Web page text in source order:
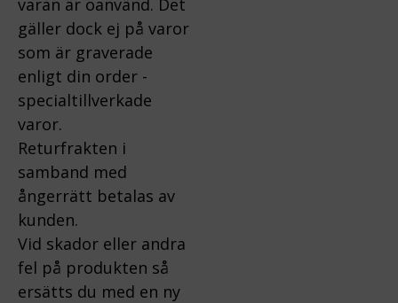
varan är oanvänd. Det
gäller dock ej på varor
som är graverade
enligt din order -
specialtillverkade
varor.
Returfrakten i
samband med
ångerrätt betalas av
kunden.
Vid skador eller andra
fel på produkten så
ersätts du med en ny